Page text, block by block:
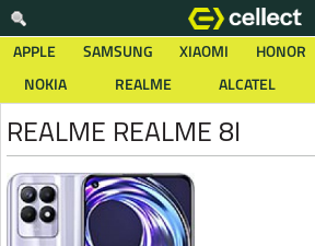
APPLE SAMSUNG XIAOMI HONOR
NOKIA
REALME ALCATEL
REALME REALME 8I